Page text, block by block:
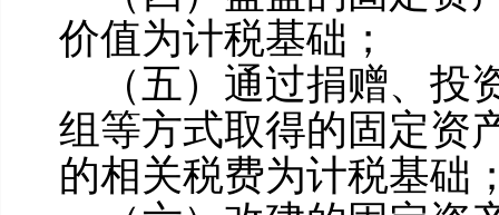
价值为计税基础；
（五）通过捐赠、
组等方式取得的固定资
的相关税费为计税基础